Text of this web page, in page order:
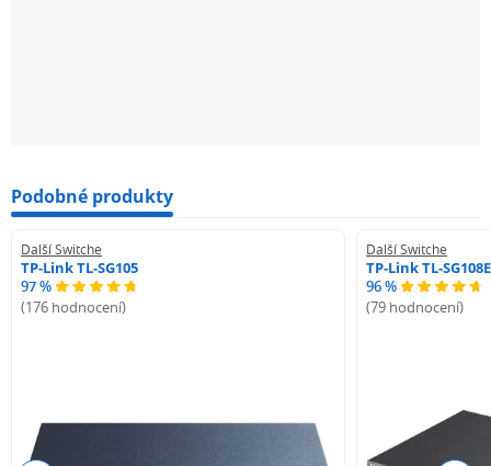
Podobné produkty
Další Switche
TP-Link TL-SG105
97 %
(176 hodnocení)
Další Switche
TP-Link TL-SG108E
96 %
(79 hodnocení)